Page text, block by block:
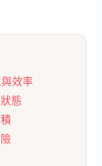
效率
態